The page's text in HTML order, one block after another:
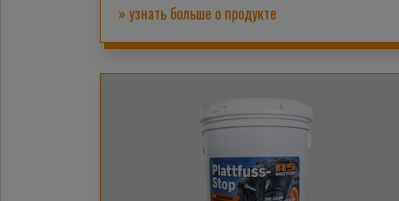
» узнать больше о продукте